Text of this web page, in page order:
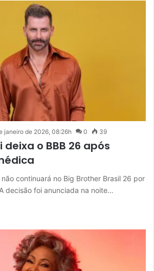
janeiro de 2026, 08:26h 0 39
o BBB 26 após
continuará no Big Brother Brasil 26 por
decisão foi anunciada na noite…